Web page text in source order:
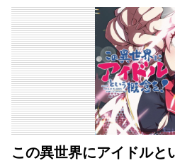
この異世界にアイドルと